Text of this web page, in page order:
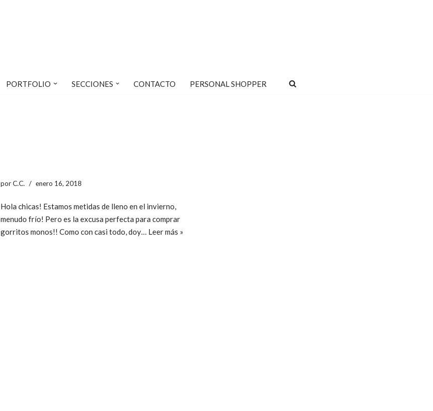
PORTFOLIO SECCIONES CONTACTO PERSONAL SHOPPER
porC.C. enero 16, 2018
Hola chicas! Estamos metidas de lleno en el invierno,
menudo frío! Pero es la excusa perfecta para comprar
gorritos monos!! Como con casi todo, doy… Leer más »